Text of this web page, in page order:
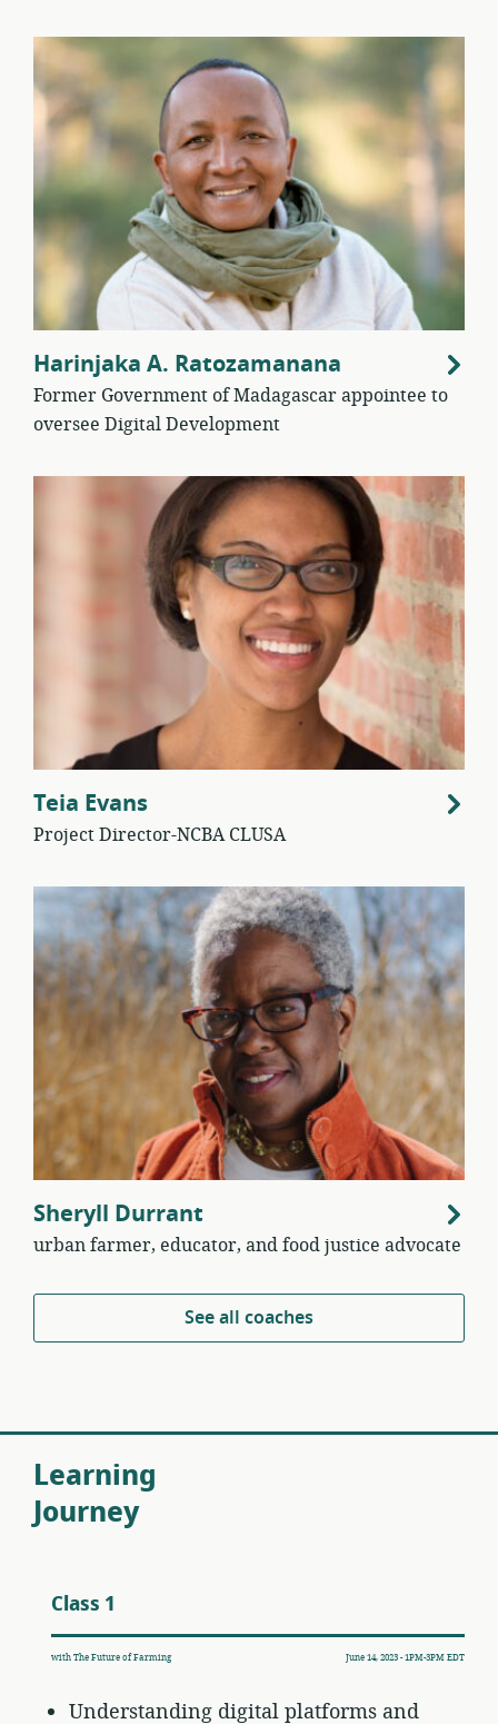
Harinjaka A. Ratozamanana
Former Government of Madagascar appointee to
oversee Digital Development
Teia Evans
Project Director-NCBA CLUSA
Sheryll Durrant
urban farmer, educator, and food justice advocate
See all coaches
Learning
Journey
Class 1
with The Future of Farming June 14, 2023 - 1PM-3PM EDT
Understanding digital platforms and